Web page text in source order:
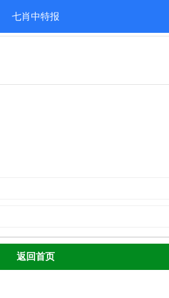
七肖中特报
返回首页